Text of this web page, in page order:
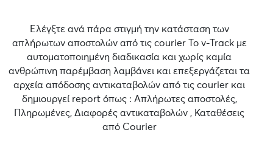
Ελέγξτε ανά πάρα στιγμή την κατάσταση των
απλήρωτων αποστολών από τις courier Το v-Track με
αυτοματοποιημένη διαδικασία και χωρίς καμία
ανθρώπινη παρέμβαση λαμβάνει και επεξεργάζεται τα
αρχεία απόδοσης αντικαταβολών από τις courier και
δημιουργεί report όπως : Απλήρωτες αποστολές,
Πληρωμένες, Διαφορές αντικαταβολών , Καταθέσεις
από Courier